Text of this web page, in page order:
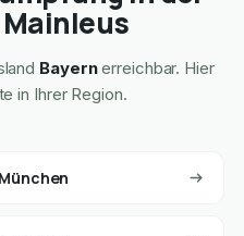
Bayernerreichbar. Hier
in Ihrer Region.